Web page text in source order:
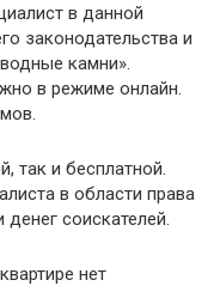
в данной
законодательства и
камни».
в режиме онлайн.
так и бесплатной.
в области права
соискателей.
нет